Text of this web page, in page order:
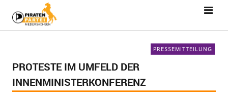
PRESSEMITTEILUNG
PROTESTE IM UMFELD DER
INNENMINISTERKONFERENZ